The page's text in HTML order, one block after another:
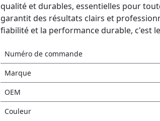
qualité et durables, essentielles pour
garantit des résultats clairs et
fiabilité et la performance durable, c'est
Numéro de commande
Marque
OEM
Couleur